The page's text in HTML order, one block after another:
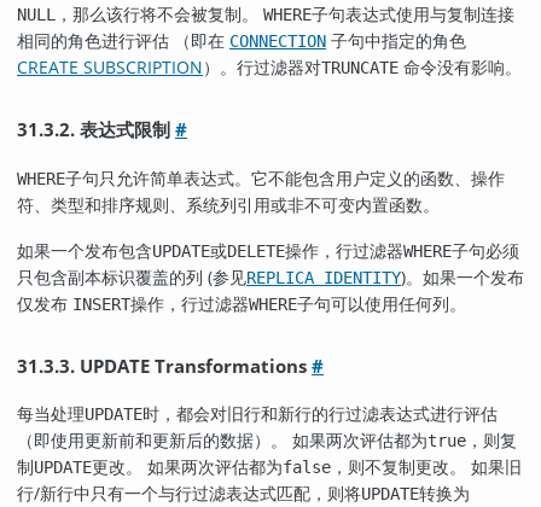
NULL ，那么该行将不会被复制。 WHERE子句表达式使用与复制连接
相同的角色进行评估 （即在 CONNECTION 子句中指定的角色
CREATE SUBSCRIPTION）。行过滤器对TRUNCATE 命令没有影响。
31.3.2. 表达式限制#
WHERE子句只允许简单表达式。它不能包含用户定义的函数、操作
符、类型和排序规则、系统列引用或非不可变内置函数。
如果一个发布包含UPDATE或DELETE操作，行过滤器WHERE子句必须
只包含副本标识覆盖的列 (参见REPLICA IDENTITY)。如果一个发布
仅发布 INSERT操作，行过滤器WHERE子句可以使用任何列。
31.3.3. UPDATE Transformations#
每当处理UPDATE时，都会对旧行和新行的行过滤表达式进行评估
（即使用更新前和更新后的数据）。 如果两次评估都为true ，则复
制UPDATE更改。 如果两次评估都为false ，则不复制更改。 如果旧
行/新行中只有一个与行过滤表达式匹配，则将UPDATE转换为